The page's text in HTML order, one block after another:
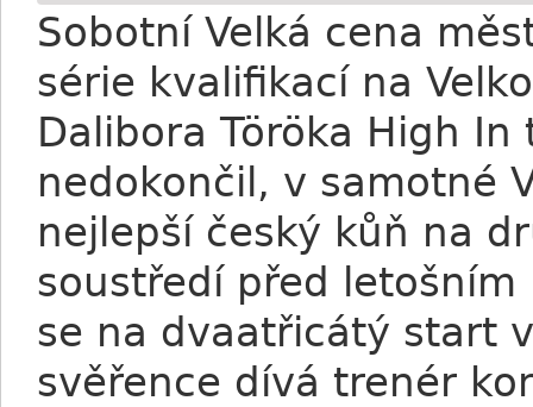
Sobotní Velká cena
série kvalifikací na
Dalibora Töröka High
nedokončil, v samotné
nejlepší český kůň na
soustředí před
se na dvaatřicátý start
svěřence dívá trenér